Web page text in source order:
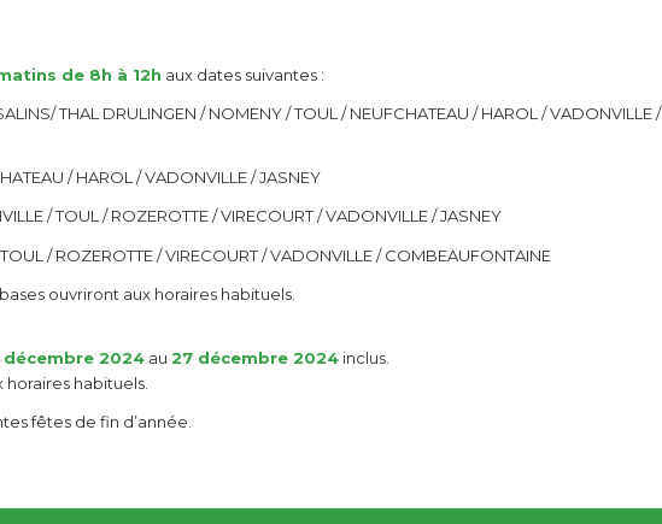
de 8h à 12h aux dates suivantes :
THAL DRULINGEN / NOMENY / TOUL / NEUFCHATEAU / HAROL / VADONVILLE /
/ HAROL / VADONVILLE / JASNEY
/ TOUL / ROZEROTTE / VIRECOURT / VADONVILLE / JASNEY
TOUL / ROZEROTTE / VIRECOURT / VADONVILLE / COMBEAUFONTAINE
ouvriront aux horaires habituels.
décembre 2024 au 27 décembre 2024 inclus.
horaires habituels.
fêtes de fin d’année.